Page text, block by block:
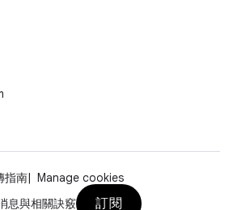
指南
Manage cookies
息與相關訣竅
訂閱